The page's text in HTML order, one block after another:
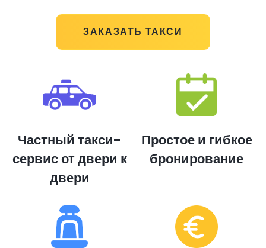
ЗАКАЗАТЬ ТАКСИ
Частный такси-
сервис от двери к
двери
Простое и гибкое
бронирование